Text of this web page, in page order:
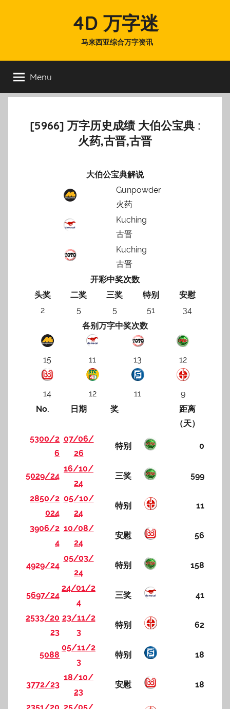
4D 万字迷
马来西亚综合万字资讯
Menu
[5966] 万字历史成绩 大伯公宝典 :
火药,古晋,古晋
大伯公宝典解说
Gunpowder
火药
Kuching
古晋
Kuching
古晋
开彩中奖次数
头奖
二奖 三奖 特别
安慰
2
5 5 51
34
各别万字中奖次数
15 11 13 12
14 12 11
9
No.
日期 奖
距离
（天）
5300/2
6
07/06/
26
特别 0
5029/24
16/10/
24
三奖 599
2850/2
024
05/10/
24
特别 11
3906/2
4
10/08/
24
安慰 56
4929/24
05/03/
24
特别 158
5697/24
24/01/2
4
三奖 41
2533/20
23
23/11/2
3
特别 62
5088
05/11/2
3
特别 18
3772/23
18/10/
23
安慰 18